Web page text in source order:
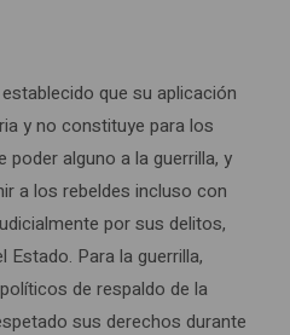
que su aplicación
y no constituye para los
alguno a la guerrilla, y
a los rebeldes incluso con
por sus delitos,
Para la guerrilla,
de respaldo de la
sus derechos durante